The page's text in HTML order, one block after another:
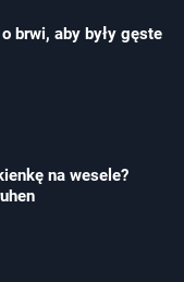
brwi, aby były gęste
na wesele?